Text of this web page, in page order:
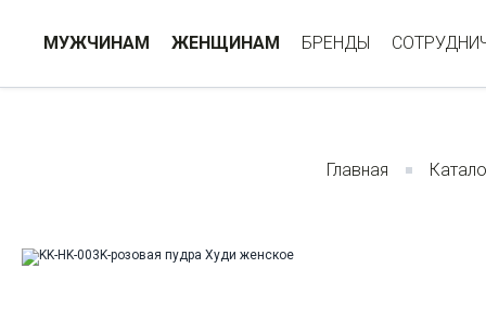
МУЖЧИНАМ ЖЕНЩИНАМ БРЕНДЫ
Главная